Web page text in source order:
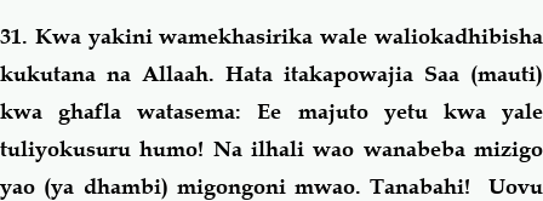
31. Kwa yakini wamekhasirika wale waliokadhibisha
kukutana na Allaah. Hata itakapowajia Saa (mauti)
kwa ghafla watasema: Ee majuto yetu kwa yale
tuliyokusuru humo! Na ilhali wao wanabeba mizigo
yao (ya dhambi) migongoni mwao. Tanabahi! Uovu